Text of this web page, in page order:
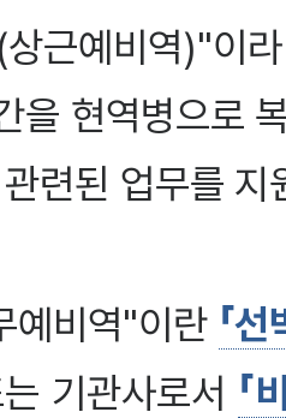
근예비역)"이
을 현역병으로
련된 업무를
예비역"이란 「
기관사로서 「